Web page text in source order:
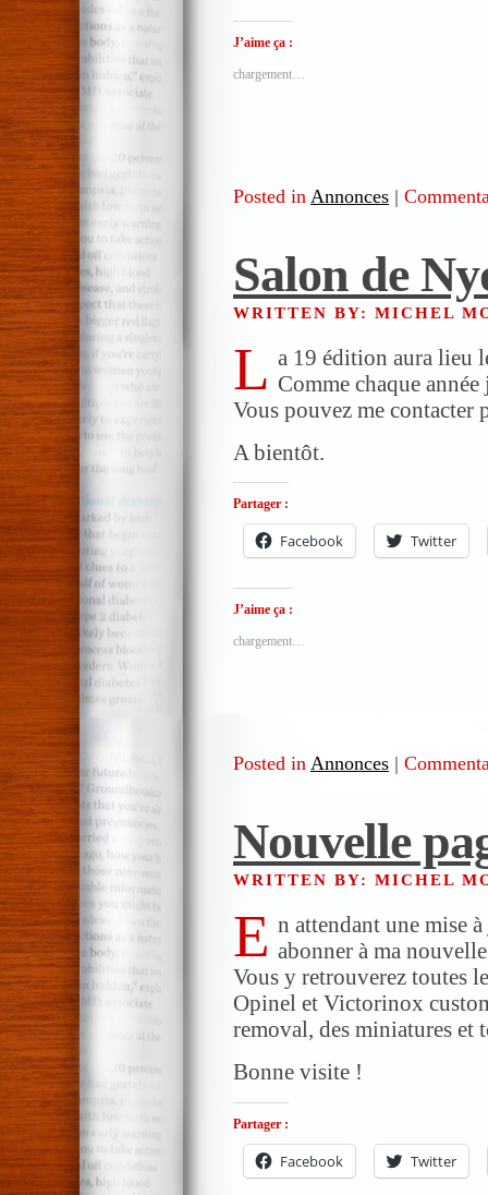
J’aime ça :
chargement…
Posted in Annonces |
Salon de
WRITTEN BY: MICHEL
L a 19 édition aura lieu
Comme chaque
Vous pouvez me contacter
A bientôt.
Partager :
Facebook Twitter
J’aime ça :
chargement…
Posted in Annonces |
Nouvelle
WRITTEN BY: MICHEL
E n attendant une mise
abonner à ma
Vous y retrouverez toutes
Opinel et Victorinox
removal, des miniatures et
Bonne visite !
Partager :
Facebook Twitter